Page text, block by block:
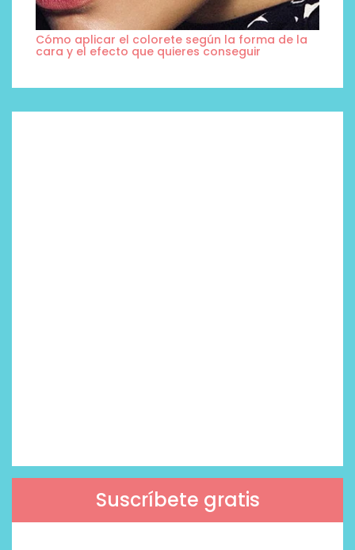
Cómo aplicar el colorete según la forma de la
cara y el efecto que quieres conseguir
Suscríbete gratis